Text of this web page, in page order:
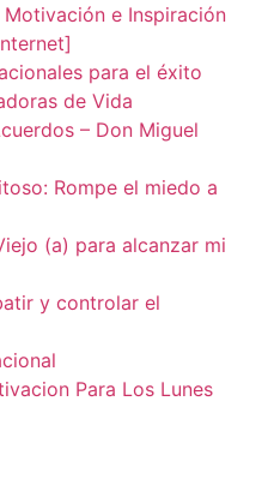
Motivación e Inspiración
para el éxito
de Vida
– Don Miguel
Rompe el miedo a
(a) para alcanzar mi
y controlar el
Para Los Lunes